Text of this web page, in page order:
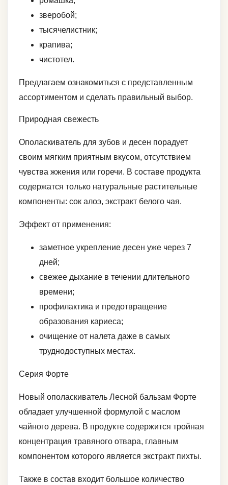
зверобой;
тысячелистник;
крапива;
чистотел.
Предлагаем ознакомиться с представленным
ассортиментом и сделать правильный выбор.
Природная свежесть
Ополаскиватель для зубов и десен порадует
своим мягким приятным вкусом, отсутствием
чувства жжения или горечи. В составе продукта
содержатся только натуральные растительные
компоненты: сок алоэ, экстракт белого чая.
Эффект от применения:
заметное укрепление десен уже через 7
дней;
свежее дыхание в течении длительного
времени;
профилактика и предотвращение
образования кариеса;
очищение от налета даже в самых
труднодоступных местах.
Серия Форте
Новый ополаскиватель Лесной бальзам Форте
обладает улучшенной формулой с маслом
чайного дерева. В продукте содержится тройная
концентрация травяного отвара, главным
компонентом которого является экстракт пихты.
Также в состав входит большое количество